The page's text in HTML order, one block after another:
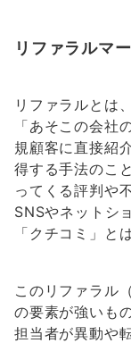
リファラルマ
リファラルとは
「あそこの会
規顧客に直接紹
得する手法のこ
ってくる評判や
SNSやネットシ
「クチコミ」と
このリファラル
の要素が強いも
担当者が異動や